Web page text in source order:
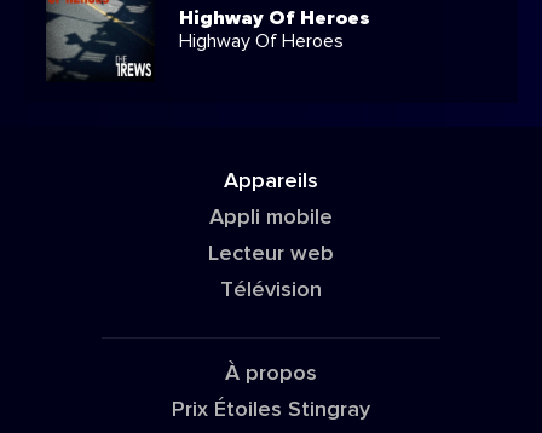
Highway Of Heroes
Highway Of Heroes
Appareils
Appli mobile
Lecteur web
Télévision
À propos
Prix Étoiles Stingray